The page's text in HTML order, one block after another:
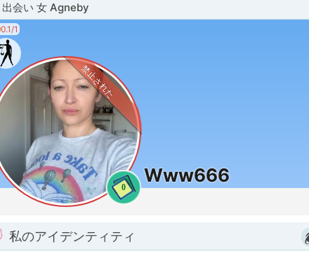
出会い 女 Agneby
0.1/1
0
禁止された
Www666
私のアイデンティティ